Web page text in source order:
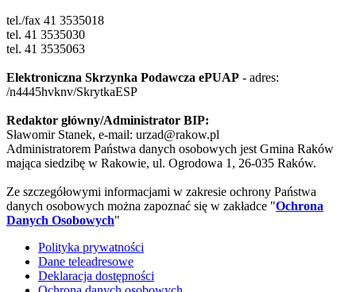
tel./fax 41 3535018
tel. 41 3535030
tel. 41 3535063
Elektroniczna Skrzynka Podawcza ePUAP - adres:
/n4445hvknv/SkrytkaESP
Redaktor główny/Administrator BIP:
Sławomir Stanek, e-mail: urzad@rakow.pl
Administratorem Państwa danych osobowych jest Gmina Raków
mająca siedzibę w Rakowie, ul. Ogrodowa 1, 26-035 Raków.
Ze szczegółowymi informacjami w zakresie ochrony Państwa
danych osobowych można zapoznać się w zakładce "Ochrona
Danych Osobowych"
Polityka prywatności
Dane teleadresowe
Deklaracja dostępności